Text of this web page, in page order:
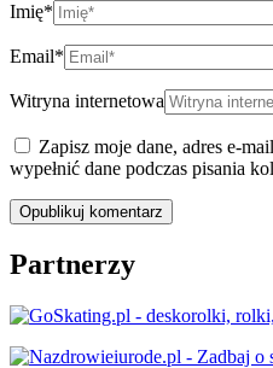
Imię*
Email*
Witryna internetowa
Zapisz moje dane, adres e-
wypełnić dane podczas pisania
Partnerzy